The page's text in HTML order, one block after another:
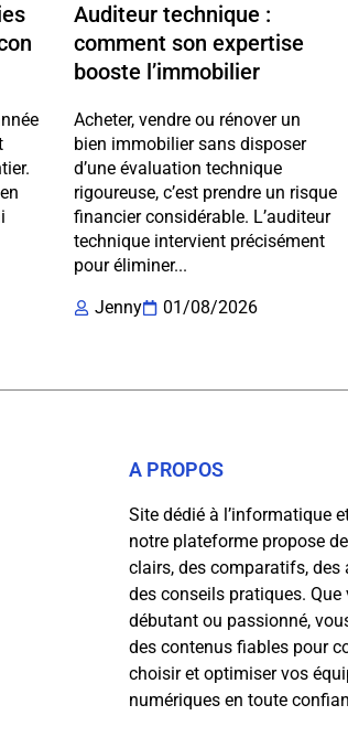
Auditeur technique :
comment son expertise
booste l’immobilier
Acheter, vendre ou rénover un
bien immobilier sans disposer
d’une évaluation technique
rigoureuse, c’est prendre un risque
financier considérable. L’auditeur
technique intervient précisément
pour éliminer...
Jenny
01/08/2026
A PROPOS
Site dédié à l’informatique
notre plateforme propose
clairs, des comparatifs, des
des conseils pratiques. Que
débutant ou passionné,
des contenus fiables pour
choisir et optimiser vos
numériques en toute